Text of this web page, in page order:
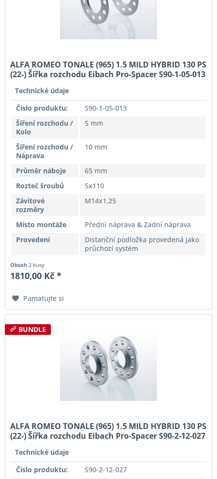
ALFA ROMEO TONALE (965) 1.5 MILD HYBRID 130 PS
(22-) Šířka rozchodu Eibach Pro-Spacer S90-1-05-013
Technické údaje
Číslo produktu:
S90-1-05-013
Šíření rozchodu /
Kolo
5 mm
Šíření rozchodu /
Náprava
10 mm
Průměr náboje
65 mm
Rozteč šroubů
5x110
Závitové
rozměry
M14x1,25
Místo montáže
Přední náprava & Zadní náprava
Provedení
Distanční podložka provedená jako
průchozí systém
Obsah 2 kusy
1810,00 Kč *
Pamatujte si
BUNDLE
ALFA ROMEO TONALE (965) 1.5 MILD HYBRID 130 PS
(22-) Šířka rozchodu Eibach Pro-Spacer S90-2-12-027
Technické údaje
Číslo produktu:
S90-2-12-027